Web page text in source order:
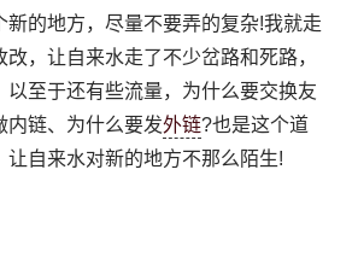
新的地方，尽量不要弄的复杂!我就走
，让自来水走了不少岔路和死路，
以至于还有些流量，为什么要交换友
内链、为什么要发外链?也是这个道
让自来水对新的地方不那么陌生!